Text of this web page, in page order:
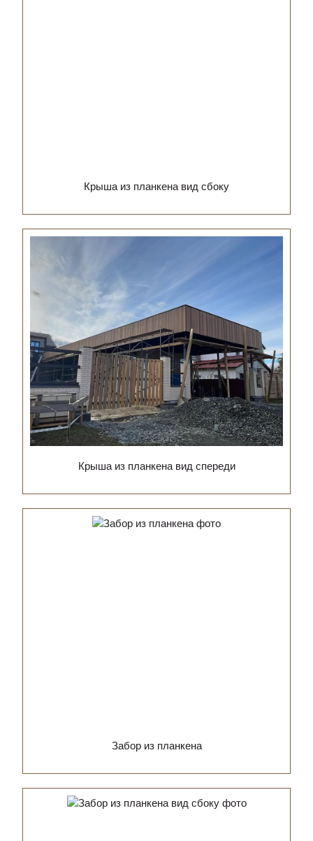
Крыша из планкена вид сбоку
Крыша из планкена вид спереди
Забор из планкена